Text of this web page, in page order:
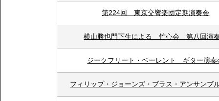
第224回 東京交響楽団定期演奏会
横山勝也門下生による 竹心会 第八回演
ジークフリート・ベーレント ギター演奏
フィリップ・ジョーンズ・ブラス・アンサンブ